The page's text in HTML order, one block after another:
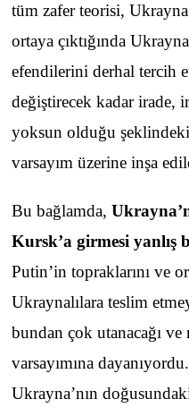
tüm zafer teorisi,
ortaya çıktığında
efendilerini derhal tercih
değiştirecek kadar irade,
yoksun olduğu
varsayım üzerine inşa
Bu bağlamda,
Kursk’a girmesi yanlış
Putin’in topraklarını ve
Ukraynalılara teslim
bundan çok utanacağı ve
varsayımına
Ukrayna’nın